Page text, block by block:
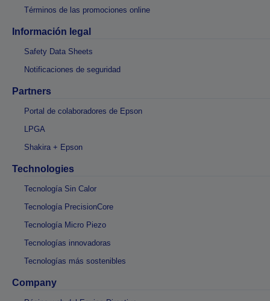
Términos de las promociones online
Información legal
Safety Data Sheets
Notificaciones de seguridad
Partners
Portal de colaboradores de Epson
LPGA
Shakira + Epson
Technologies
Tecnología Sin Calor
Tecnología PrecisionCore
Tecnología Micro Piezo
Tecnologías innovadoras
Tecnologías más sostenibles
Company